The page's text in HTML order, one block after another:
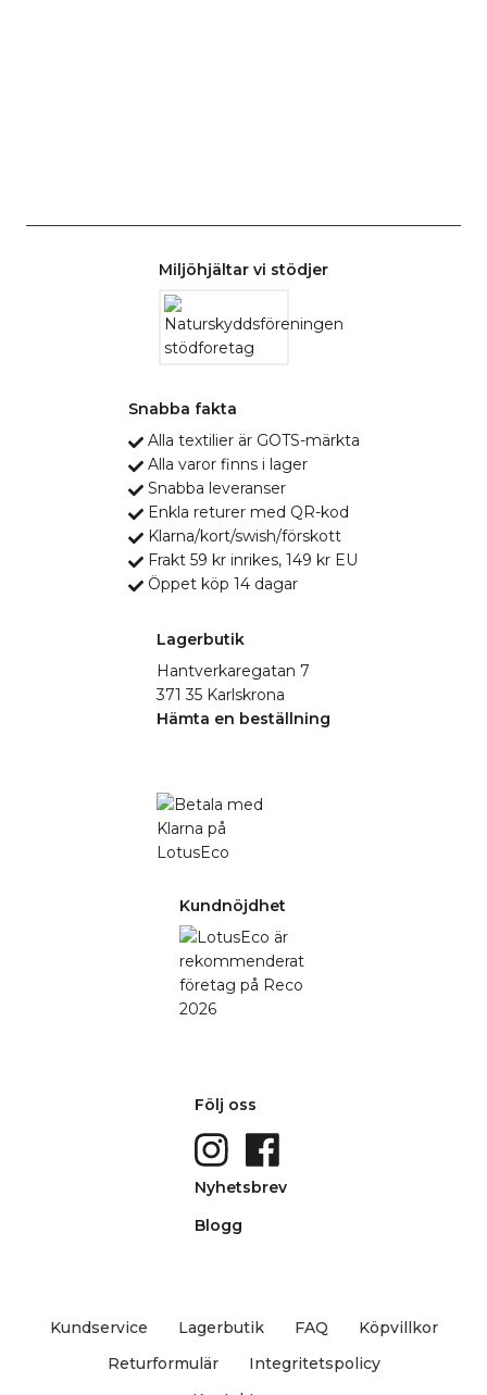
Miljöhjältar vi stödjer
Snabba fakta
Alla textilier är GOTS-märkta
Alla varor finns i lager
Snabba leveranser
Enkla returer med QR-kod
Klarna/kort/swish/förskott
Frakt 59 kr inrikes, 149 kr EU
Öppet köp 14 dagar
Lagerbutik
Hantverkaregatan 7
371 35 Karlskrona
Hämta en beställning
Kundnöjdhet
Följ oss
Nyhetsbrev
Blogg
Kundservice Lagerbutik FAQ
Köpvillkor
Returformulär
Integritetspolicy